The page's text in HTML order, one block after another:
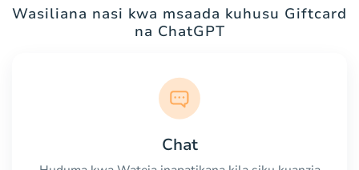
Wasiliana nasi kwa msaada kuhusu Giftcard
na ChatGPT
Chat